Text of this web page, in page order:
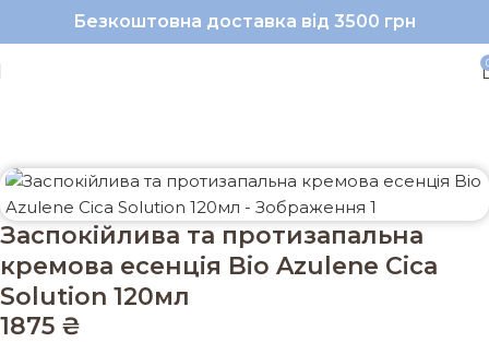
Безкоштовна доставка від 3500 грн
Заспокійлива та протизапальна
кремова есенція Bio Azulene Cica
Solution 120мл
1875 ₴